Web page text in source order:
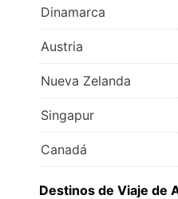
Dinamarca
Austria
Nueva Zelanda
Singapur
Canadá
Destinos de Viaje de